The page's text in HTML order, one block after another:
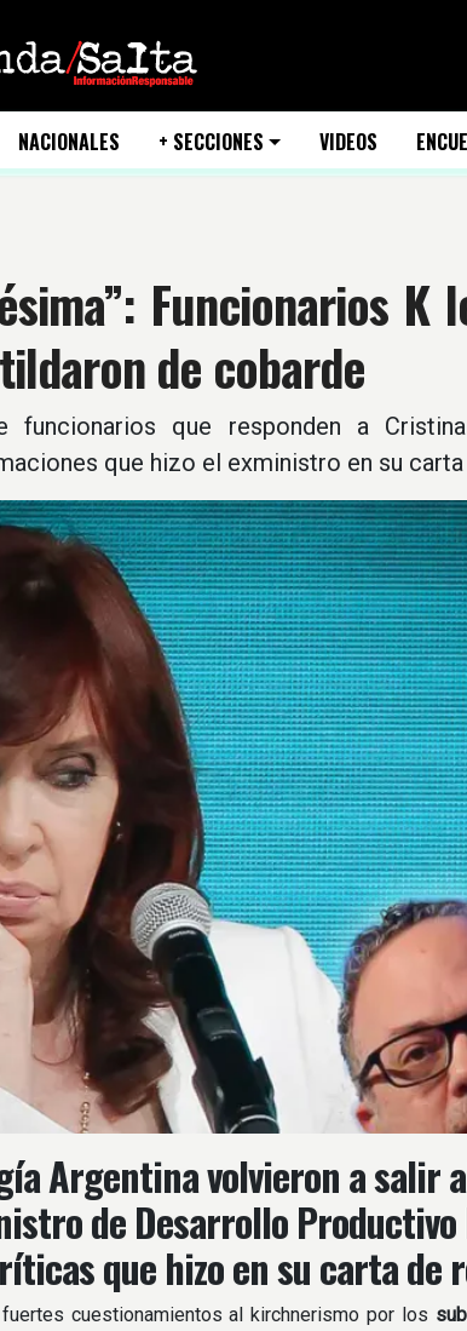
NACIONALES + SECCIONES VIDEOS
Funcionarios K
de cobarde
funcionarios que responden a
que hizo el exministro en su carta
Argentina volvieron a salir
de Desarrollo Productivo
que hizo en su carta de
cuestionamientos al kirchnerismo por los